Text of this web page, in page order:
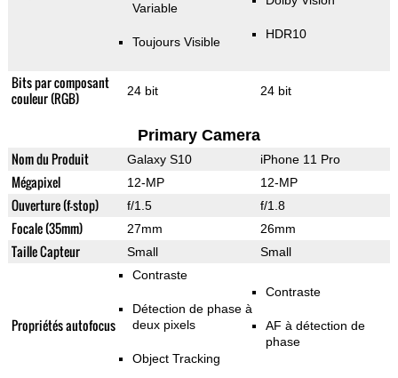
Variable
Toujours Visible
HDR10
Bits par composant
couleur (RGB)
24 bit 24 bit
Primary Camera
Nom du Produit Galaxy S10 iPhone 11 Pro
Mégapixel 12-MP 12-MP
Ouverture (f-stop) f/1.5 f/1.8
Focale (35mm) 27mm 26mm
Taille Capteur Small Small
Propriétés autofocus
Contraste
Détection de phase à
deux pixels
Object Tracking
Contraste
AF à détection de
phase